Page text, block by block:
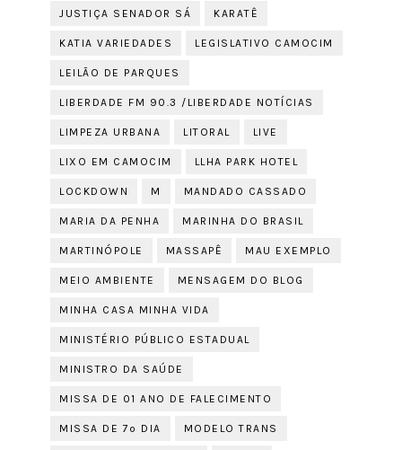
JUSTIÇA SENADOR SÁ KARATÊ
KATIA VARIEDADES LEGISLATIVO CAMOCIM
LEILÃO DE PARQUES
LIBERDADE FM 90.3 /LIBERDADE NOTÍCIAS
LIMPEZA URBANA LITORAL LIVE
LIXO EM CAMOCIM LLHA PARK HOTEL
LOCKDOWN M MANDADO CASSADO
MARIA DA PENHA MARINHA DO BRASIL
MARTINÓPOLE MASSAPÊ MAU EXEMPLO
MEIO AMBIENTE MENSAGEM DO BLOG
MINHA CASA MINHA VIDA
MINISTÉRIO PÚBLICO ESTADUAL
MINISTRO DA SAÚDE
MISSA DE 01 ANO DE FALECIMENTO
MISSA DE 7º DIA MODELO TRANS